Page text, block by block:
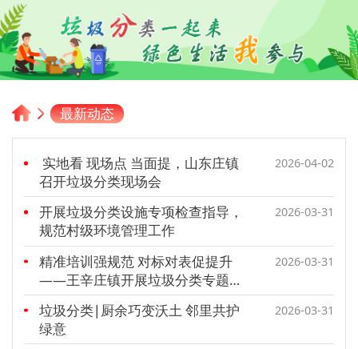
最新动态
实地看 现场点 当面提，山东庄镇
召开垃圾分类现场会
2026-04-02
开展垃圾分类设施专项检查指导，
规范村级环境管理工作
2026-03-31
精准培训强规范 对标对表促提升
——王辛庄镇开展垃圾分类专题现
场会
2026-03-31
垃圾分类∣厨余巧变沃土 邻里共护
绿意
2026-03-31